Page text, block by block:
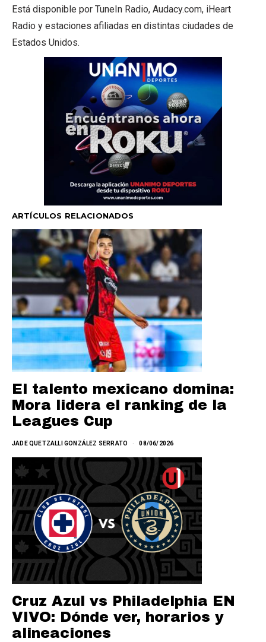
Está disponible por TuneIn Radio, Audacy.com, iHeart
Radio y estaciones afiliadas en distintas ciudades de
Estados Unidos.
ARTÍCULOS RELACIONADOS
El talento mexicano domina:
Mora lidera el ranking de la
Leagues Cup
JADE QUETZALLI GONZÁLEZ SERRATO 08/06/2026
Cruz Azul vs Philadelphia EN
VIVO: Dónde ver, horarios y
alineaciones